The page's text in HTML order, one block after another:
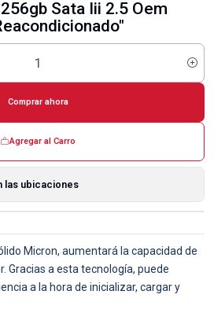
Sata Iii 2.5 Oem
Agregar al Carro
Comprar ahora
las ubicaciones
Micron, aumentará la capacidad de
Gracias a esta tecnología, puede
a la hora de inicializar, cargar y